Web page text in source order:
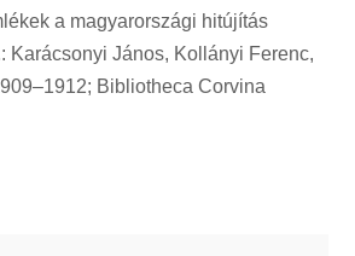
a magyarországi hitújítás
Karácsonyi János, Kollányi Ferenc,
Bibliotheca Corvina